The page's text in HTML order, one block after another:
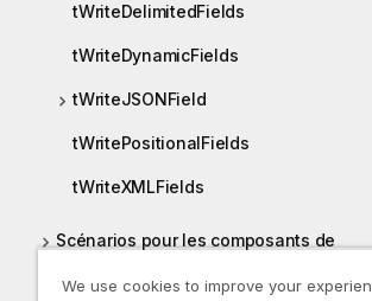
tWriteDelimitedFields
tWriteDynamicFields
tWriteJSONField
tWritePositionalFields
tWriteXMLFields
Scénarios pour les composants de
We use cookies to improve your